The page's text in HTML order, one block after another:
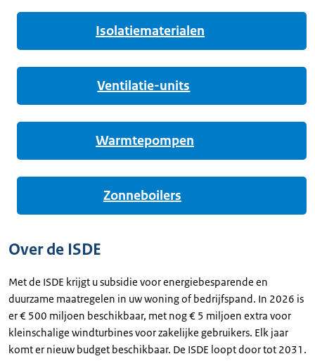
Isolatiematerialen
Ventilatie-units
Warmtepompen
Zonneboilers
Over de ISDE
Met de ISDE krijgt u subsidie voor energiebesparende en
duurzame maatregelen in uw woning of bedrijfspand. In 2026 is
er € 500 miljoen beschikbaar, met nog € 5 miljoen extra voor
kleinschalige windturbines voor zakelijke gebruikers. Elk jaar
komt er nieuw budget beschikbaar. De ISDE loopt door tot 2031.